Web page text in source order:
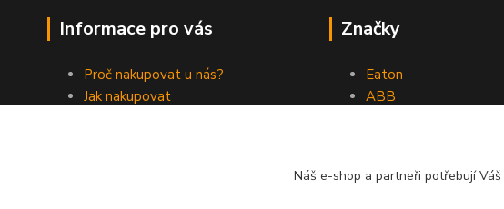
Informace pro vás
Proč nakupovat u nás?
Jak nakupovat
Značky
Eaton
ABB
Náš e-shop a partneři potřebují Váš